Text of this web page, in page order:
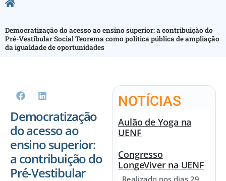
Democratização do acesso ao ensino superior: a contribuição do
Pré-Vestibular Social Teorema como política pública de ampliação
da igualdade de oportunidades
Democratização
do acesso ao
ensino superior:
a contribuição do
Pré-Vestibular
NOTÍCIAS
Aulão de Yoga na
UENF
Congresso
LongeViver na UENF
Realizado nos dias 29,